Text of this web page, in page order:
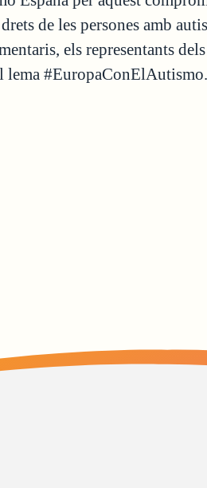
de les persones amb
els representants
lema #EuropaConElAutismo.